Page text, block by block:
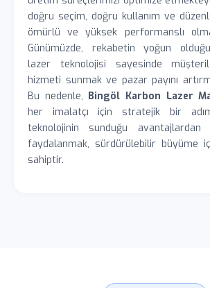
doğru seçim, doğru kullanım ve
ömürlü ve yüksek performanslı
Günümüzde, rekabetin yoğun
lazer teknolojisi sayesinde
hizmeti sunmak ve pazar payını
Bu nedenle, Bingöl Karbon Lazer
her imalatçı için stratejik bir
teknolojinin sunduğu
faydalanmak, sürdürülebilir büyüme
sahiptir.